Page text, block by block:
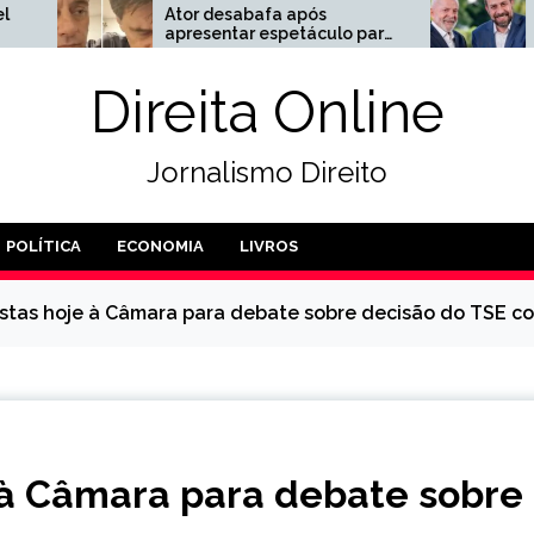
Ator desabafa após
apresentar espetáculo para
público de 4 pessoas
O novo projeto
para os postos de
combustível
Direita Online
Jornalismo Direito
POLÍTICA ECONOMIA LIVROS
hoje à Câmara para debate sobre decisão do TSE
Câmara para debate sobre